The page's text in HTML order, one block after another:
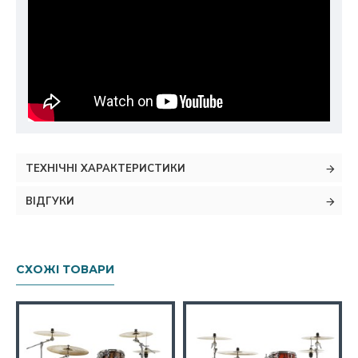
ТЕХНІЧНІ ХАРАКТЕРИСТИКИ
ВІДГУКИ
СХОЖІ ТОВАРИ